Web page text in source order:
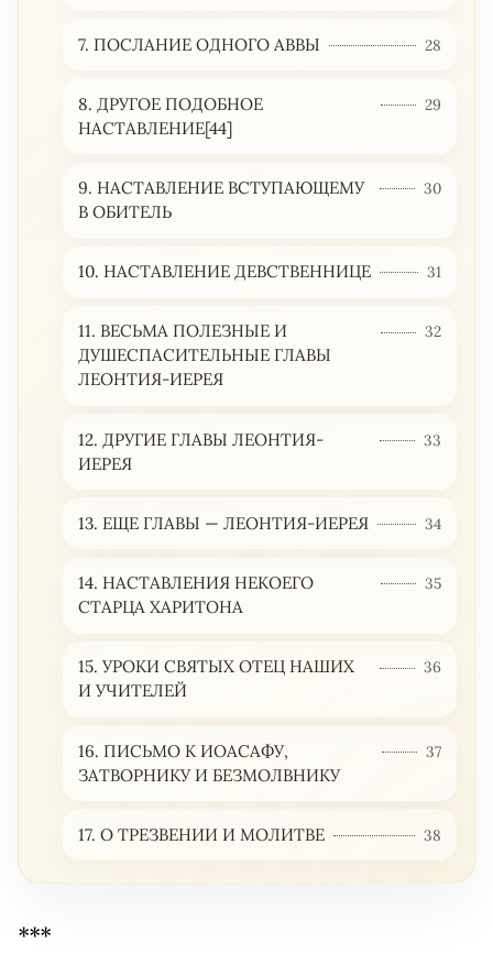
7. ПОСЛАНИЕ ОДНОГО АВВЫ 28
8. ДРУГОЕ ПОДОБНОЕ
НАСТАВЛЕНИЕ[44]
29
9. НАСТАВЛЕНИЕ ВСТУПАЮЩЕМУ
В ОБИТЕЛЬ
30
10. НАСТАВЛЕНИЕ ДЕВСТВЕННИЦЕ 31
11. ВЕСЬМА ПОЛЕЗНЫЕ И
ДУШЕСПАСИТЕЛЬНЫЕ ГЛАВЫ
ЛЕОНТИЯ-ИЕРЕЯ
32
12. ДРУГИЕ ГЛАВЫ ЛЕОНТИЯ-
ИЕРЕЯ
33
13. ЕЩЕ ГЛАВЫ — ЛЕОНТИЯ-ИЕРЕЯ 34
14. НАСТАВЛЕНИЯ НЕКОЕГО
СТАРЦА ХАРИТОНА
35
15. УРОКИ СВЯТЫХ ОТЕЦ НАШИХ
И УЧИТЕЛЕЙ
36
16. ПИСЬМО К ИОАСАФУ,
ЗАТВОРНИКУ И БЕЗМОЛВНИКУ
37
17. О ТРЕЗВЕНИИ И МОЛИТВЕ 38
***